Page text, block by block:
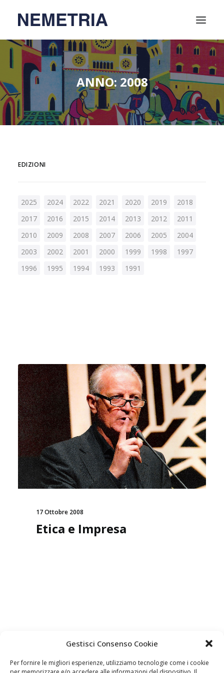
Gestisci Consenso Cookie
Per fornire le migliori esperienze, utilizziamo tecnologie come i cookie
Home
Attività
Video
Relatori
ANNO: 2008
EDIZIONI
2025 2024 2022 2021 2020 2019
2018
2017
2016 2015 2014 2013 2012
2011
2010
2009 2008 2007 2006 2005
2004
2003
2002 2001 2000 1999 1998
1997
1996
1995 1994 1993 1991
17 Ottobre 2008
Etica e Impresa